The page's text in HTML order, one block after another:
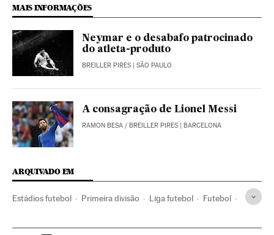
MAIS INFORMAÇÕES
Neymar e o desabafo patrocinado
do atleta-produto
BREILLER PIRES | SÃO PAULO
A consagração de Lionel Messi
RAMON BESA / BREILLER PIRES | BARCELONA
ARQUIVADO EM
Estádios futebol Primeira divisão Liga futebol Futebol